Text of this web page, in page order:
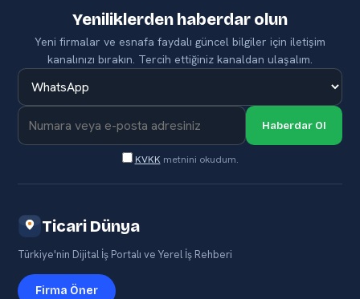
Yeniliklerden haberdar olun
Yeni firmalar ve esnafa faydalı güncel bilgiler için iletişim
kanalınızı bırakın. Tercih ettiğiniz kanaldan ulaşalım.
Haberdar Ol
KVKK metnini okudum.
Ticari Dünya
Türkiye'nin Dijital İş Portalı ve Yerel İş Rehberi
Firma Öner